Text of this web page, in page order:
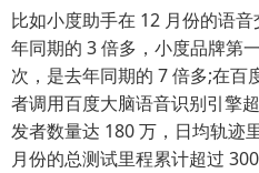
比如小度助手在 12 月份的语
年同期的 3 倍多，小度品牌第
次，是去年同期的 7 倍多;在百
者调用百度大脑语音识别引擎
发者数量达 180 万，日均轨迹
月份的总测试里程累计超过